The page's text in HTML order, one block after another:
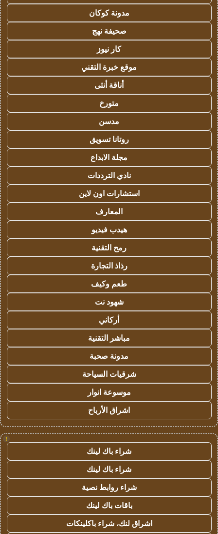
مدونة كوكان
صحيفة نهج
كار نيوز
موقع خبرة التقني
أناقة أنثى
متورخ
مدسن
روتانا تسويق
مجلة الابداع
نادي الترددات
استشارات اون لاين
المعارف
هيدب فيديو
رمح التقنية
رذاذ التجارة
طعم وكيف
شهود نت
أركاني
مباشر التقنية
مدونة صحبة
شرقيات السياحة
موسوعة انوار
اشراق الأرباح
!
شراء باك لينك
شراء باك لينك
شراء روابط نصية
باقات باك لينك
اشراق لنك، شراء باكلينكات